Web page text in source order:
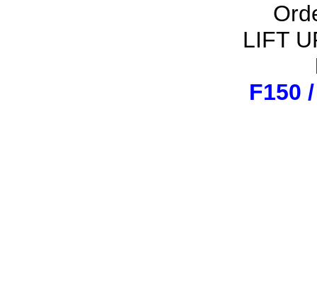
LIFT
F150